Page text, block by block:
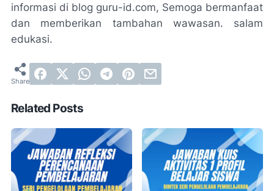
informasi di blog guru-id.com, Semoga bermanfaat
dan memberikan tambahan wawasan. salam
edukasi.
Related Posts